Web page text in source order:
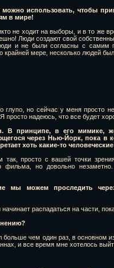
использовать, чтобы
в мире!
не ходит на выборы, и в то же
Люди создают свой
и не были согласны с самим
крайней мере, несколько людей
глупо, но сейчас у меня просто
просто надеюсь, что все будет
В принципе, в его мимике,
через Нью-Йорк, пока в
хоть какие-то
просто с вашей точки
фильма, но довольно
мы можем проследить
распадаться на части,
чем один раз, в основном
и все время мне хотелось